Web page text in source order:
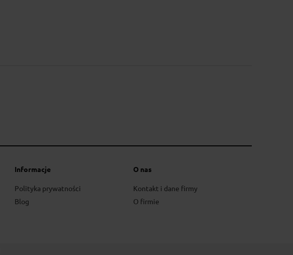
15,90 zł
13,90 zł
do koszyka
Informacje
Polityka prywatności
Blog
O nas
Kontakt i dane firmy
O firmie